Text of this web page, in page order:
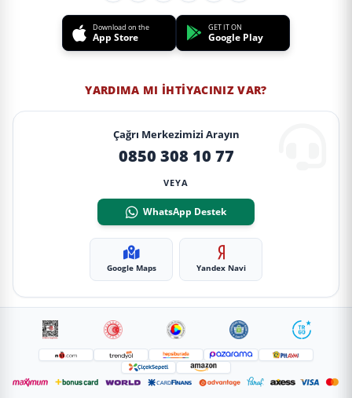
Download on the
App Store
GET IT ON
Google Play
YARDIMA MI İHTIYACINIZ VAR?
Çağrı Merkezimizi Arayın
0850 308 10 77
VEYA
WhatsApp Destek
Google Maps Yandex Navi